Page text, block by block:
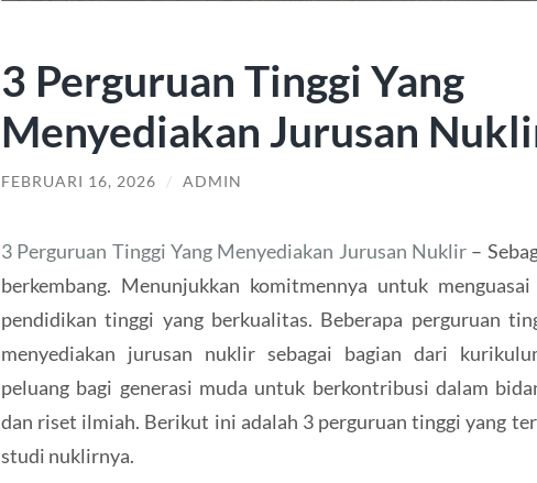
3 Perguruan Tinggi Yang
Menyediakan Jurusan
FEBRUARI 16, 2026 / ADMIN
3 Perguruan Tinggi Yang Menyediakan Jurusan Nuklir –
berkembang. Menunjukkan komitmennya untuk
pendidikan tinggi yang berkualitas. Beberapa perguruan
menyediakan jurusan nuklir sebagai bagian dari
peluang bagi generasi muda untuk berkontribusi dalam
dan riset ilmiah. Berikut ini adalah 3 perguruan tinggi yang
studi nuklirnya.